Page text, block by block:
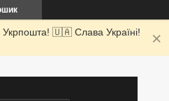
🇺🇦 Слава Україні!